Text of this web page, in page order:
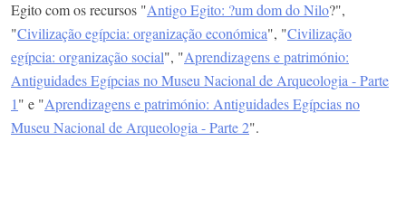
Egito com os recursos "Antigo Egito: ?um dom do Nilo?",
"Civilização egípcia: organização económica", "Civilização
egípcia: organização social", "Aprendizagens e património:
Antiguidades Egípcias no Museu Nacional de Arqueologia - Parte
1" e "Aprendizagens e património: Antiguidades Egípcias no
Museu Nacional de Arqueologia - Parte 2".